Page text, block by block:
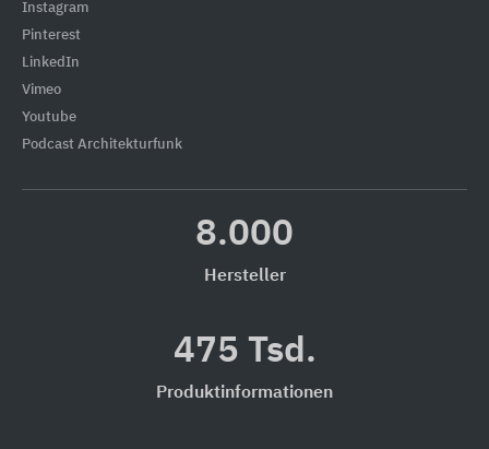
Instagram
Pinterest
LinkedIn
Vimeo
Youtube
Podcast Architekturfunk
8.000
Hersteller
475 Tsd.
Produktinformationen